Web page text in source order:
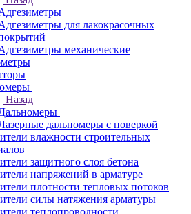
для лакокрасочных
механические
Назад
дальномеры с поверкой
влажности строительных
защитного слоя бетона
напряжений в арматуре
плотности тепловых потоков
силы натяжения арматуры
теплопроводности